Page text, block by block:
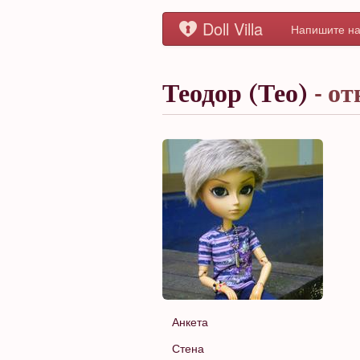
Doll Villa Напишите
Теодор (Тео) -
Анкета
Стена